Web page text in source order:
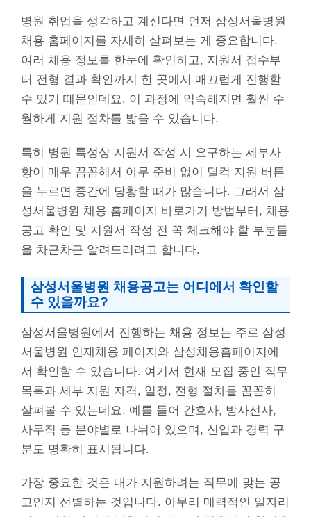
병원 취업을 생각하고 계신다면 먼저 삼성서울병원
채용 홈페이지를 자세히 살펴보는 게 중요합니다.
여러 채용 정보를 한눈에 확인하고, 지원서 접수부
터 전형 결과 확인까지 한 곳에서 매끄럽게 진행할
수 있기 때문인데요. 이 과정에 익숙해지면 훨씬 수
월하게 지원 절차를 밟을 수 있습니다.
특히 병원 특성상 지원서 작성 시 요구하는 세부사
항이 매우 꼼꼼해서 아무 준비 없이 덜컥 지원 버튼
을 누르면 중간에 당황할 때가 많습니다. 그래서 삼
성서울병원 채용 홈페이지 바로가기 방법부터, 채용
공고 확인 및 지원서 작성 전 꼭 체크해야 할 부분들
을 차근차근 알려드리려고 합니다.
삼성서울병원 채용공고는 어디에서 확인할
수 있을까요?
삼성서울병원에서 진행하는 채용 정보는 주로 삼성
서울병원 인재채용 페이지와 삼성채용홈페이지에
서 확인할 수 있습니다. 여기서 현재 모집 중인 직무
목록과 세부 지원 자격, 일정, 전형 절차를 꼼꼼히
살펴볼 수 있는데요. 예를 들어 간호사, 방사선사,
사무직 등 분야별로 나뉘어 있으며, 신입과 경력 구
분도 명확히 표시됩니다.
가장 중요한 것은 내가 지원하려는 직무에 맞는 공
고인지 선별하는 것입니다. 아무리 매력적인 일자리